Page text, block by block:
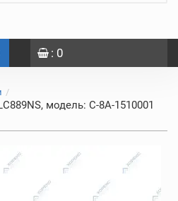
: 0
модель: C-8A-1510001